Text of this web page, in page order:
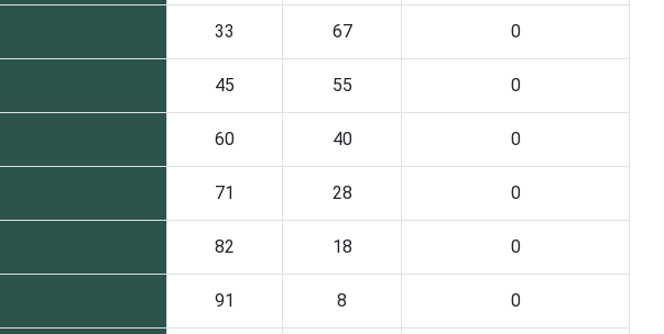
33 67 0
45 55 0
60 40 0
71 28 0
82 18 0
91 8 0